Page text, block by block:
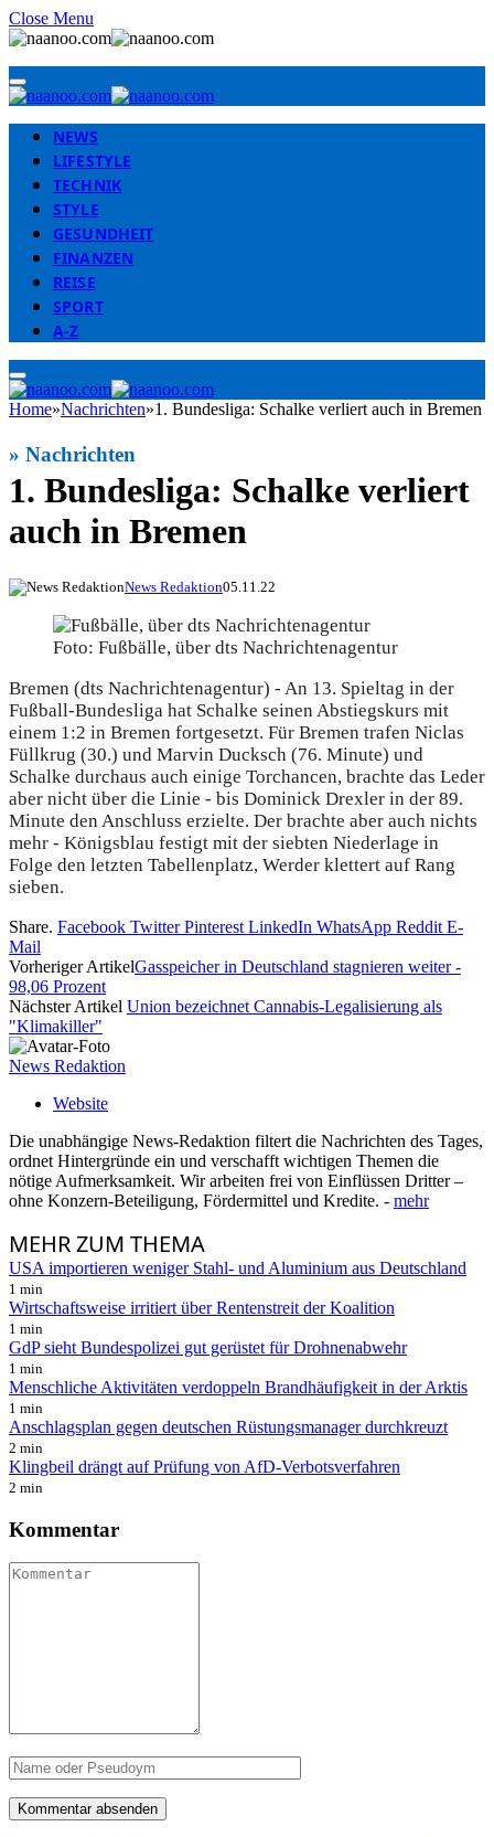
Close Menu
NEWS
LIFESTYLE
TECHNIK
STYLE
GESUNDHEIT
FINANZEN
REISE
SPORT
A-Z
Home»Nachrichten»1. Bundesliga: Schalke verliert auch in Bremen
1. Bundesliga: Schalke verliert
auch in Bremen
» Nachrichten
News Redaktion05.11.22
Foto: Fußbälle, über dts Nachrichtenagentur
Bremen (dts Nachrichtenagentur) - An 13. Spieltag in der
Fußball-Bundesliga hat Schalke seinen Abstiegskurs mit
einem 1:2 in Bremen fortgesetzt. Für Bremen trafen Niclas
Füllkrug (30.) und Marvin Ducksch (76. Minute) und
Schalke durchaus auch einige Torchancen, brachte das Leder
aber nicht über die Linie - bis Dominick Drexler in der 89.
Minute den Anschluss erzielte. Der brachte aber auch nichts
mehr - Königsblau festigt mit der siebten Niederlage in
Folge den letzten Tabellenplatz, Werder klettert auf Rang
sieben.
Share. Facebook Twitter Pinterest LinkedIn WhatsApp Reddit E-
Mail
Vorheriger ArtikelGasspeicher in Deutschland stagnieren weiter -
98,06 Prozent
Nächster Artikel Union bezeichnet Cannabis-Legalisierung als
"Klimakiller"
News Redaktion
Website
Die unabhängige News-Redaktion filtert die Nachrichten des Tages,
ordnet Hintergründe ein und verschafft wichtigen Themen die
nötige Aufmerksamkeit. Wir arbeiten frei von Einflüssen Dritter –
ohne Konzern-Beteiligung, Fördermittel und Kredite. - mehr
MEHRZUM THEMA
USA importieren weniger Stahl- und Aluminium aus Deutschland
1 min
Wirtschaftsweise irritiert über Rentenstreit der Koalition
1 min
GdP sieht Bundespolizei gut gerüstet für Drohnenabwehr
1 min
Menschliche Aktivitäten verdoppeln Brandhäufigkeit in der Arktis
1 min
Anschlagsplan gegen deutschen Rüstungsmanager durchkreuzt
2 min
Klingbeil drängt auf Prüfung von AfD-Verbotsverfahren
2 min
Kommentar